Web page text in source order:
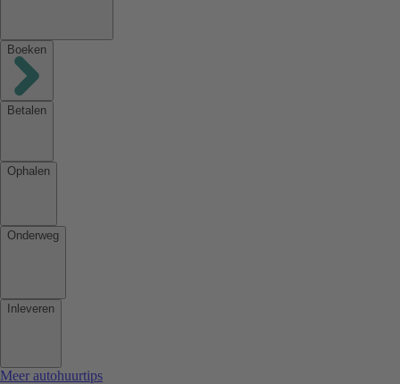
Boeken
Betalen
Ophalen
Onderweg
Inleveren
Meer autohuurtips